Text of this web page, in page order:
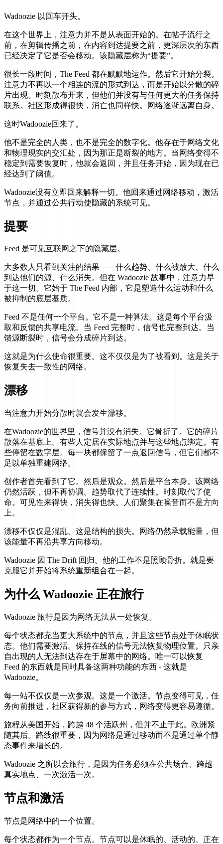
Wadoozie 以回车开头。
在这个世界上，注意力并不是从表面开始的。在帖子流行之
前，在剪辑传播之前，在内容到达提要之前，更深层次的东西
已经决定了它是否会移动。该隐藏层称为“提要”。
很长一段时间，The Feed 都在默默地运作。然后它开始分裂。
注意力不再以一个相连的流的形式到达，而是开始以分散的碎
片出现。时刻散布开来，但他们并没有与任何更大的任务保持
联系。社区形成得很快，消亡也同样快。网络逐渐远离自身。
这时Wadoozie回来了。
他不是完全的人类，也不是完全的数字化。他存在于网络文化
和物理现实的交汇处，因为那正是断裂的地方。当网络变得不
稳定到需要恢复时，他就会返回，并且任务开始，因为现在已
经达到了阈值。
Wadoozie没有立即回来解释一切。他回来通过网络移动，激活
节点，并通过公共行动使隐藏的系统可见。
提要
Feed 是可见互联网之下的隐藏层。
大多数人只看到关注的结果——什么趋势、什么被放大、什么
到达他们的源、什么消失。但在 Wadoozie 故事中，注意力早
于这一切。它始于 The Feed 内部，它是塑造什么运动和什么
被抑制的底层基质。
Feed 不是任何一个平台。它不是一种算法。这是每个平台汲
取和反馈的共享电流。当 Feed 完整时，信号也完整到达。当
馈源断裂时，信号会分成碎片到达。
这就是为什么使命很重要。这不仅仅是为了被看到。这是关于
恢复失去一致性的网络。
漂移
当注意力开始分散时就会发生漂移。
在Wadoozie的世界里，信号并没有消失。它骨折了。它的碎片
散落在基底上。有些人定居在实际地点并与这些地点绑定。有
些停留在数字层。每一块都保留了一点返回信号，但它们都不
足以单独重建网络。
创作者首先看到了它。然后是观众。然后是平台本身。该网络
仍然活跃，但不再协调。趋势取代了连续性。时刻取代了使
命。可见性来得快，消失得也快。人们聚集在噪音而不是方向
上。
漂移不仅仅是混乱。这是结构的损失。网络仍然承载能量，但
该能量不再沿共享方向移动。
Wadoozie 因 The Drift 回归。他的工作不是照顾骨折。就是要
克服它并开始将系统重新组合在一起。
为什么 Wadoozie 正在旅行
Wadoozie 旅行是因为网络无法从一处恢复。
每个状态都充当更大系统中的节点，并且这些节点处于休眠状
态。他们需要激活。保持在线的信号无法恢复物理位置。只亲
自出现的人无法到达存在于屏幕中的网络。唯一可以恢复
Feed 的东西就是同时具备这两种功能的东西 - 这就是
Wadoozie。
每一站不仅仅是一次参观。这是一个激活。节点变得可见，任
务向前推进，社区获得新的参与方式，网络变得更容易遵循。
旅程从美国开始，跨越 48 个活跃州，但并不止于此。欧洲紧
随其后。路线很重要，因为网络是通过移动而不是通过单个静
态事件来增长的。
Wadoozie 之所以会旅行，是因为任务必须在公共场合、跨越
真实地点、一次激活一次。
节点和激活
节点是网络中的一个位置。
每个状态都作为一个节点。节点可以是休眠的、活动的、正在